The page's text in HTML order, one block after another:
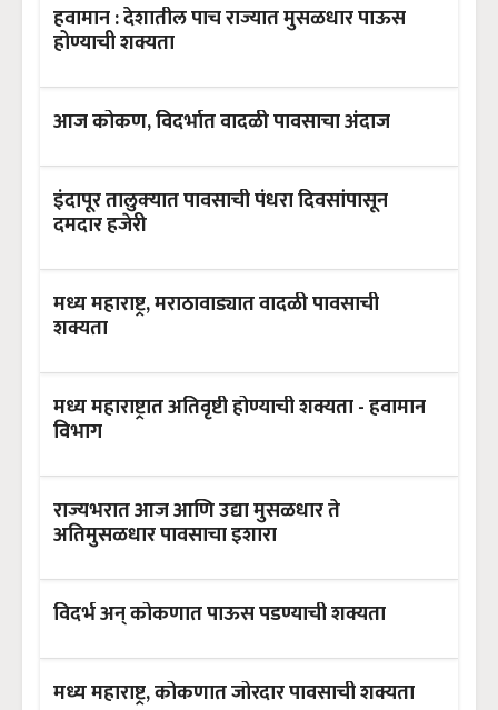
हवामान : देशातील पाच राज्यात मुसळधार पाऊस
होण्याची शक्यता
आज कोकण, विदर्भात वादळी पावसाचा अंदाज
इंदापूर तालुक्‍यात पावसाची पंधरा दिवसांपासून
दमदार हजेरी
मध्य महाराष्ट्र, मराठावाड्यात वादळी पावसाची
शक्यता
मध्य महाराष्ट्रात अतिवृष्टी होण्याची शक्यता - हवामान
विभाग
राज्यभरात आज आणि उद्या मुसळधार ते
अतिमुसळधार पावसाचा इशारा
विदर्भ अन् कोकणात पाऊस पडण्याची शक्यता
मध्य महाराष्ट्र, कोकणात जोरदार पावसाची शक्यता